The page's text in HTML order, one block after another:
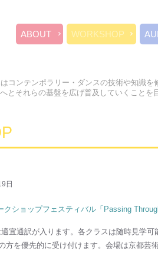
ABOUT WORKSHOP
はコンテンポラリー・ダンスの技術や知識
とそれらの基盤を広げ普及していくことを
日
クショップフェスティバル「Passing
宜通訳が入ります。各クラスは随時見学
方を優先的に受け付けます。会場は京都芸